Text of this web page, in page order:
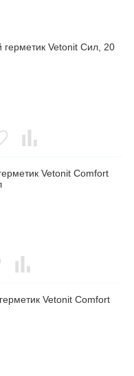
герметик Vetonit Сил, 20
Vetonit Comfort
Vetonit Comfort